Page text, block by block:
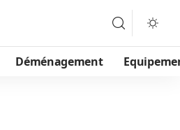
Déménagement